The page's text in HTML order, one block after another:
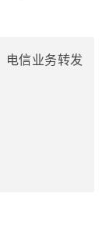
电信业务转发